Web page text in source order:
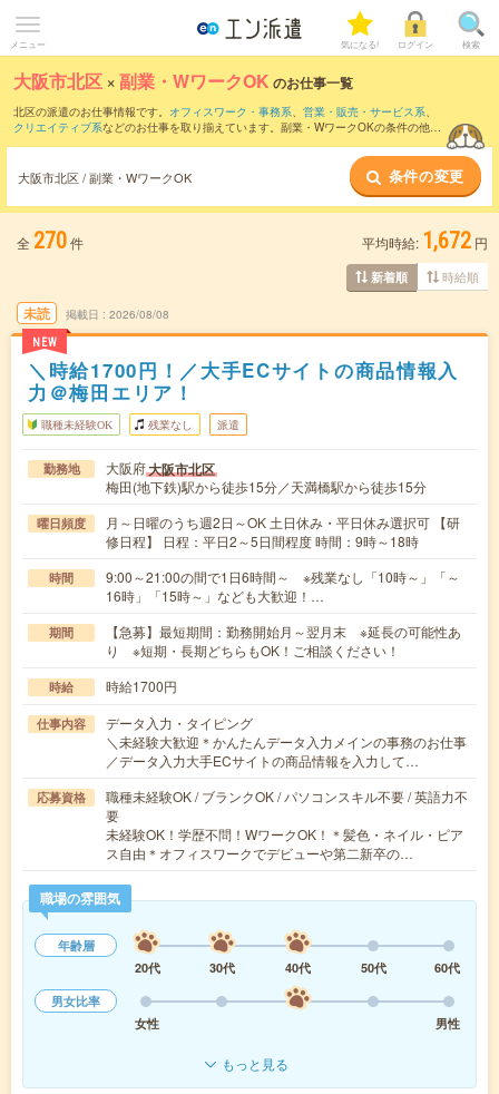
メニュー 気になる! ログイン 検索
大阪市北区 ×副業・WワークOK のお仕事一覧
北区の派遣のお仕事情報です。 オフィスワーク・事務系、 営業・販売・サービス系、
クリエイティブ系などのお仕事を取り揃えています。副業・WワークOKの条件の他
大阪市北区 / 副業・WワークOK 条件の変更
全 270件 平均時給: 1,672 円
新着順 時給順
未読
NEW
掲載日 2026/08/08
＼時給1700円！／大手ECサイトの商品情報入
力＠梅田エリア！
職種未経験OK 残業なし 派遣
勤務地 大阪府大阪市北区
梅田(地下鉄)駅から徒歩15分／天満橋駅から徒歩15分
曜日頻度
月～日曜のうち週2日～OK 土日休み・平日休み選択可 【研
修日程】 日程：平日2～5日間程度 時間：9時～18時
時間
9:00～21:00の間で1日6時間～ ※残業なし「10時～」「～
16時」「15時～」なども大歓迎！…
期間
【急募】最短期間：勤務開始月～翌月末 ※延長の可能性あ
り ※短期・長期どちらもOK！ご相談ください！
時給 時給1700円
仕事内容
データ入力・タイピング
＼未経験大歓迎＊かんたんデータ入力メインの事務のお仕事
／データ入力大手ECサイトの商品情報を入力して…
応募資格
職種未経験OK / ブランクOK / パソコンスキル不要 / 英語力不
要
未経験OK！学歴不問！WワークOK！＊髪色・ネイル・ピア
ス自由＊オフィスワークでデビューや第二新卒の…
職場の雰囲気
年齢層
20代
30代 40代 50代
60代
男女比率
女性
男性
もっと見る